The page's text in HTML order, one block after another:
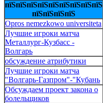
пїЅпїЅпїЅпїЅпїЅпїЅпїЅпїЅпїЅ
пїЅпїЅпїЅпїЅ
Opros nemezkowo universiteta
Лучшие игроки матча
Металлург-Кузбасс -
Волгарь
обсуждение атрибутики
Лучшие игроки матча
"Волгарь-Газпром"-"Кубань
Обсуждаем проект закона о
болельщиков